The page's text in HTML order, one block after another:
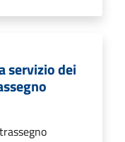
servizio dei